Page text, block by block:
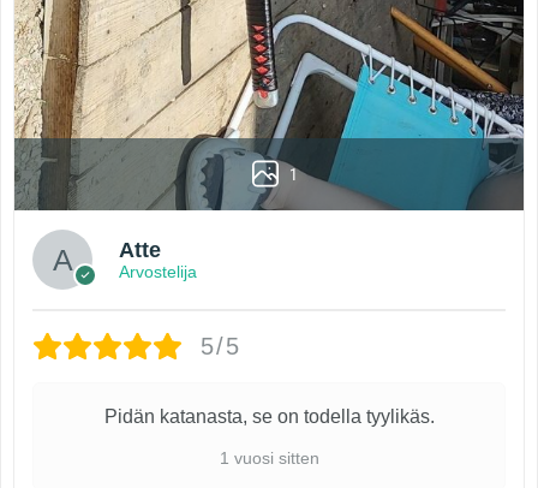
1
Atte
Arvostelija
5/5
Pidän katanasta, se on todella tyylikäs.
1 vuosi sitten